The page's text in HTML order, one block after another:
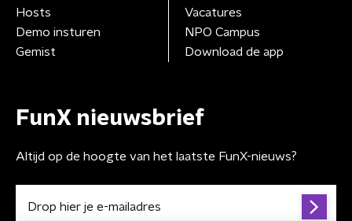
Hosts
Demo insturen
Gemist
Vacatures
NPO Campus
Download de app
FunX nieuwsbrief
Altijd op de hoogte van het laatste FunX-nieuws?